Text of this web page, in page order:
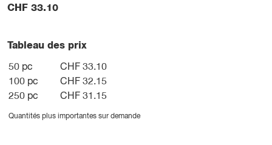
CHF 33.10
Tableau des prix
50 pc
CHF 33.10
100 pc
CHF 32.15
250 pc
CHF 31.15
Quantités plus importantes sur demande